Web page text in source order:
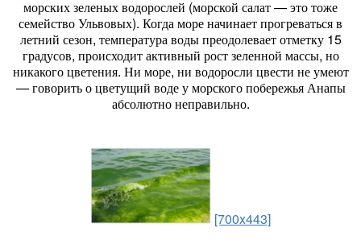
морских зеленых водорослей (морской салат — это тоже
семейство Ульвовых). Когда море начинает прогреваться в
летний сезон, температура воды преодолевает отметку 15
градусов, происходит активный рост зеленной массы, но
никакого цветения. Ни море, ни водоросли цвести не умеют
— говорить о цветущий воде у морского побережья Анапы
абсолютно неправильно.
[700x443]